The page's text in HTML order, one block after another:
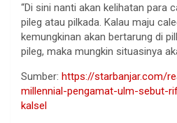
“Di sini nanti akan kelihatan para
pileg atau pilkada. Kalau maju
kemungkinan akan bertarung di
pileg, maka mungkin situasinya
Sumber: https://starbanjar.com/
millennial-pengamat-ulm-sebut-
kalsel